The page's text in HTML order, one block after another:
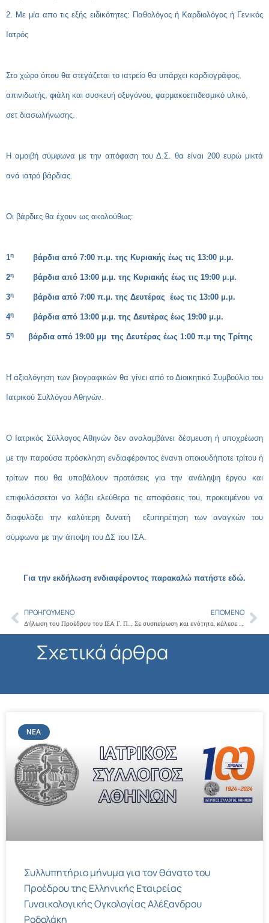
2. Με μία απο τις εξής ειδικότητες: Παθολόγος ή Καρδιολόγος ή Γενικός
Ιατρός
Στο χώρο όπου θα στεγάζεται το ιατρείο θα υπάρχει καρδιογράφος,
απινιδωτής, φιάλη και συσκευή οξυγόνου, φαρμακοεπιδεσμικό υλικό,
σετ διασωλήνωσης.
Η αμοιβή σύμφωνα με την απόφαση του Δ.Σ. θα είναι 200 ευρώ μικτά
ανά ιατρό βάρδιας.
Οι βάρδιες θα έχουν ως ακολούθως:
1η βάρδια από 7:00 π.μ. της Κυριακής έως τις 13:00 μ.μ.
2η βάρδια από 13:00 μ.μ. της Κυριακής έως τις 19:00 μ.μ.
3η βάρδια από 7:00 π.μ. της Δευτέρας έως τις 13:00 μ.μ.
4η βάρδια από 13:00 μ.μ. της Δευτέρας έως 19:00 μ.μ.
5η βάρδια από 19:00 μμ της Δευτέρας έως 1:00 π.μ της Τρίτης
Η αξιολόγηση των βιογραφικών θα γίνει από το Διοικητικό Συμβούλιο του
Ιατρικού Συλλόγου Αθηνών.
Ο Ιατρικός Σύλλογος Αθηνών δεν αναλαμβάνει δέσμευση ή υποχρέωση
με την παρούσα πρόσκληση ενδιαφέροντος έναντι οποιουδήποτε τρίτου ή
τρίτων που θα υποβάλουν προτάσεις για την ανάληψη έργου και
επιφυλάσσεται να λάβει ελεύθερα τις αποφάσεις του, προκειμένου να
διαφυλάξει την καλύτερη δυνατή εξυπηρέτηση των αναγκών του
σύμφωνα με την άποψη του ΔΣ του ΙΣΑ.
Για την εκδήλωση ενδιαφέροντος παρακαλώ πατήστε εδώ.
Prev
ΠΡΟΗΓΟΎΜΕΝΟ
Δήλωση του Προέδρου του ΙΣΑ Γ. Πατούλη με αφορμή την αυριανή Παγκόσμια Ημέρα για την πρόληψη της αυτοκτονίας
ΕΠΌΜΕΝΟ
Σε συσπείρωση και ενότητα, κάλεσε τον ιατρικό κόσμο, ο Πρόεδρος του ΙΣΑ Γ.Πατούλης, στην 86η Διεθνή Έκθεση Θεσσαλονίκης
Σχετικά άρθρα
ΝΈΑ
Συλλυπητήριο μήνυμα για τον θάνατο του
Προέδρου της Ελληνικής Εταιρείας
Γυναικολογικής Ογκολογίας Αλέξανδρου
Ροδολάκη